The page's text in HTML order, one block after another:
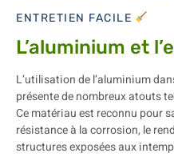
ENTRETIEN FACILE
L’aluminium et
L’utilisation de l’aluminium
présente de nombreux atouts
Ce matériau est reconnu pour
résistance à la corrosion, le
structures exposées aux